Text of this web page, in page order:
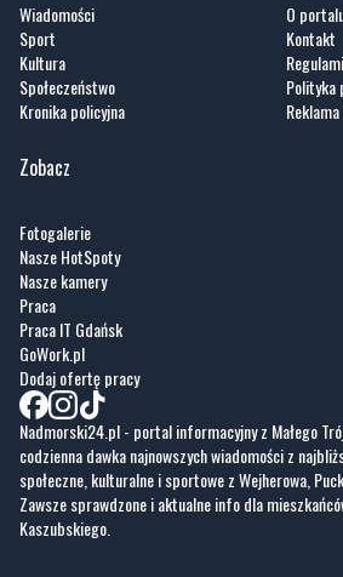
Wiadomości
Sport
Kultura
Społeczeństwo
Kronika policyjna
O
Kontakt
Polityka
Reklama
Zobacz
Fotogalerie
Nasze HotSpoty
Nasze kamery
Praca
Praca IT Gdańsk
GoWork.pl
Dodaj ofertę pracy
Nadmorski24.pl - portal informacyjny z Małego
codzienna dawka najnowszych wiadomości z
społeczne, kulturalne i sportowe z Wejherowa,
Zawsze sprawdzone i aktualne info dla
Kaszubskiego.